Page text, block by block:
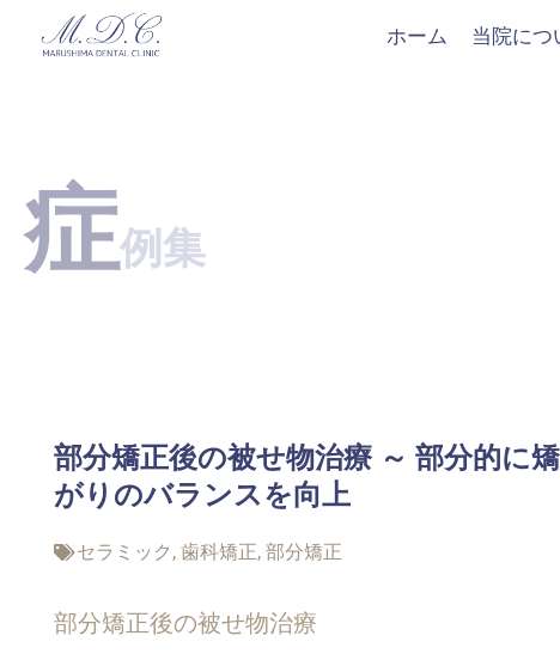
ホーム 当院につ
症例集
部分矯正後の被せ物治療 ～ 部分的に
がりのバランスを向上
セラミック , 歯科矯正, 部分矯正
部分矯正後の被せ物治療